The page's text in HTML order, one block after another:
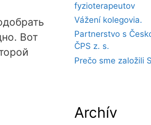
Вот
fyzioterapeutov
Vážení kolegovia.
Partnerstvo s
ČPS z. s.
Prečo sme založili
Archív